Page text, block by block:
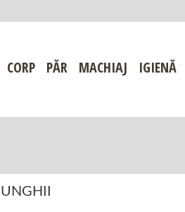
CORP PĂR MACHIAJ IGIENĂ
UNGHII